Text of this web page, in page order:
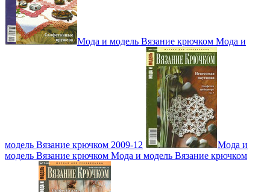
Мода и модель Вязание крючком Мода и
модель Вязание крючком 2009-12
Мода и
модель Вязание крючком Мода и модель Вязание крючком